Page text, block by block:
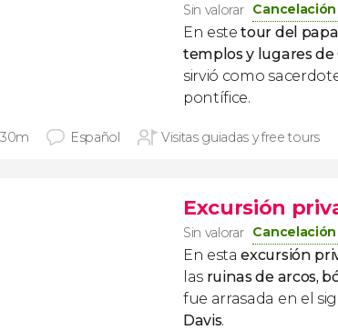
Sin valorar
En estetour del
templos y lugares de
sirvió como
pontífice.
Español Visitas guiadas y free tours
Excursión
Sin valorar
En estaexcursión
las ruinas de arcos,
fue arrasada en el
Davis.